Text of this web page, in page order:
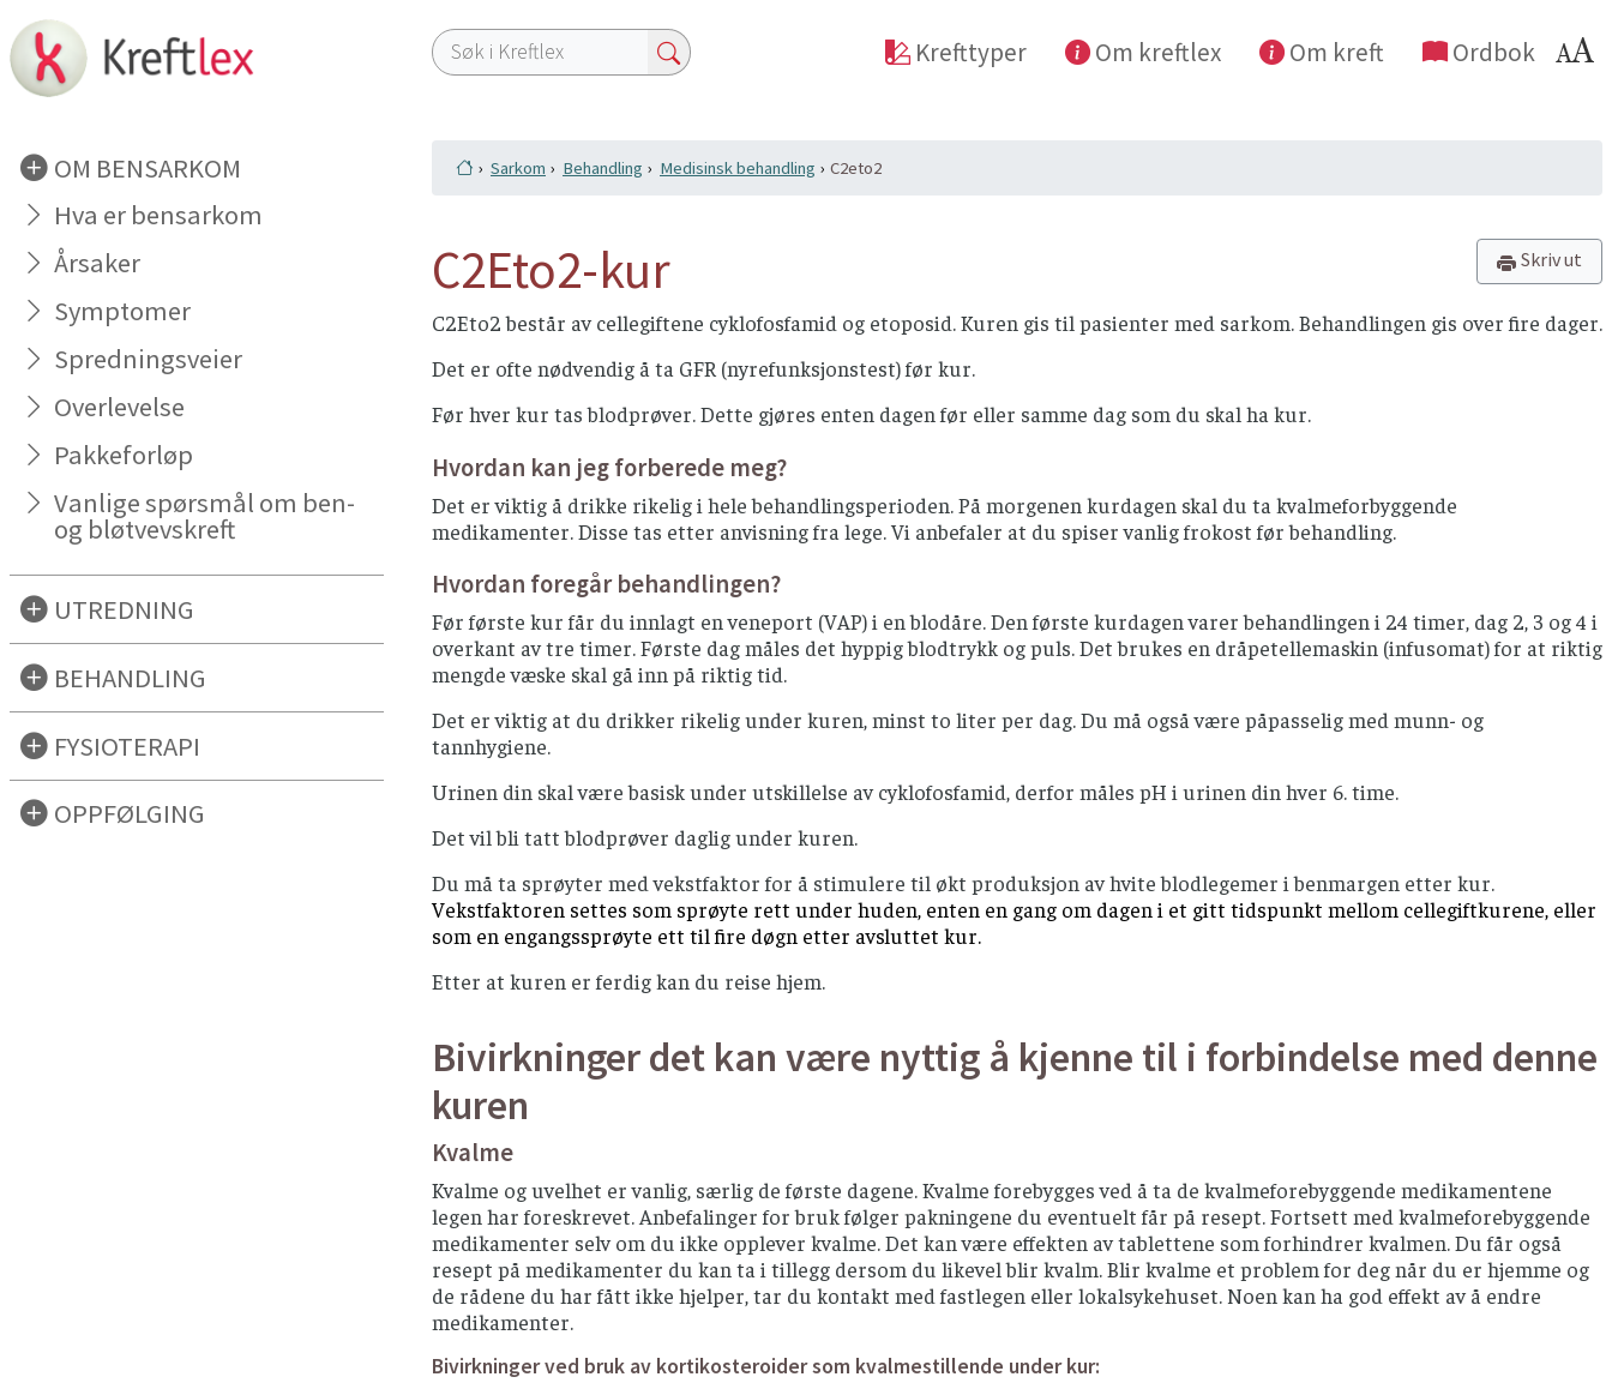
OM BENSARKOM
Hva er bensarkom
Årsaker
Symptomer
Spredningsveier
Overlevelse
Pakkeforløp
Vanlige spørsmål om ben-
og bløtvevskreft
UTREDNING
BEHANDLING
FYSIOTERAPI
OPPFØLGING
Krefttyper Om kreftlex Om kreft Ordbok
Sarkom Behandling Medisinsk behandling C2eto2
Skriv ut
C2Eto2-kur
C2Eto2 består av cellegiftene cyklofosfamid og etoposid. Kuren gis til pasienter med sarkom. Behandlingen gis over fire dager.
Det er ofte nødvendig å ta GFR (nyrefunksjonstest) før kur.
Før hver kur tas blodprøver. Dette gjøres enten dagen før eller samme dag som du skal ha kur.
Hvordan kan jeg forberede meg?
Det er viktig å drikke rikelig i hele behandlingsperioden. På morgenen kurdagen skal du ta kvalmeforbyggende
medikamenter. Disse tas etter anvisning fra lege. Vi anbefaler at du spiser vanlig frokost før behandling.
Hvordan foregår behandlingen?
Før første kur får du innlagt en veneport (VAP) i en blodåre.Den første kurdagen varer behandlingen i 24 timer, dag 2, 3 og 4 i
overkant av tre timer. Første dag måles det hyppig blodtrykk og puls. Det brukes en dråpetellemaskin (infusomat) for at riktig
mengde væske skal gå inn på riktig tid.
Det er viktig at du drikker rikelig under kuren, minst to liter per dag. Du må også være påpasselig med munn- og
tannhygiene.
Urinen din skal være basisk under utskillelse av cyklofosfamid, derfor måles pH i urinen din hver 6. time.
Det vil bli tatt blodprøver daglig under kuren.
Du må ta sprøyter med vekstfaktor for å stimulere til økt produksjon av hvite blodlegemer i benmargen etter kur.
Vekstfaktoren settes som sprøyte rett under huden, enten en gang om dagen i et gitt tidspunkt mellom cellegiftkurene, eller
som en engangssprøyte ett til fire døgn etter avsluttet kur.
Etter at kuren er ferdig kan du reise hjem.
Bivirkninger det kan være nyttig å kjenne til i forbindelse med denne
kuren
Kvalme
Kvalme og uvelhet er vanlig, særlig de første dagene. Kvalme forebygges ved å ta de kvalmeforebyggende medikamentene
legen har foreskrevet. Anbefalinger for bruk følger pakningene du eventuelt får på resept. Fortsett med kvalmeforebyggende
medikamenter selv om du ikke opplever kvalme. Det kan være effekten av tablettene som forhindrer kvalmen. Du får også
resept på medikamenter du kan ta i tillegg dersom du likevel blir kvalm. Blir kvalme et problem for deg når du er hjemme og
de rådene du har fått ikke hjelper, tar du kontakt med fastlegen eller lokalsykehuset. Noen kan ha god effekt av å endre
medikamenter.
Bivirkninger ved bruk av kortikosteroider som kvalmestillende under kur: